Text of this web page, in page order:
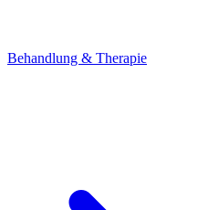
Behandlung & Therapie